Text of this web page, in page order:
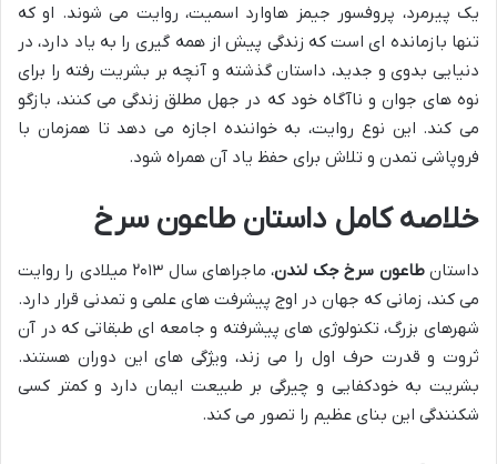
یک پیرمرد، پروفسور جیمز هاوارد اسمیت، روایت می شوند. او که
تنها بازمانده ای است که زندگی پیش از همه گیری را به یاد دارد، در
دنیایی بدوی و جدید، داستان گذشته و آنچه بر بشریت رفته را برای
نوه های جوان و ناآگاه خود که در جهل مطلق زندگی می کنند، بازگو
می کند. این نوع روایت، به خواننده اجازه می دهد تا همزمان با
فروپاشی تمدن و تلاش برای حفظ یاد آن همراه شود.
خلاصه کامل داستان طاعون سرخ
داستانطاعون سرخ جک لندن
، ماجراهای سال ۲۰۱۳ میلادی را روایت
می کند، زمانی که جهان در اوج پیشرفت های علمی و تمدنی قرار دارد.
شهرهای بزرگ، تکنولوژی های پیشرفته و جامعه ای طبقاتی که در آن
ثروت و قدرت حرف اول را می زند، ویژگی های این دوران هستند.
بشریت به خودکفایی و چیرگی بر طبیعت ایمان دارد و کمتر کسی
شکنندگی این بنای عظیم را تصور می کند.